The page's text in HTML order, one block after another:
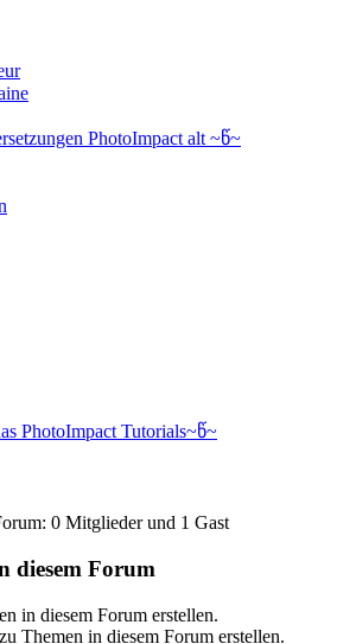
PhotoImpact alt ~წ~
PhotoImpact Tutorials~წ~
0 Mitglieder und 1 Gast
diesem Forum
in diesem Forum erstellen.
Themen in diesem Forum erstellen.